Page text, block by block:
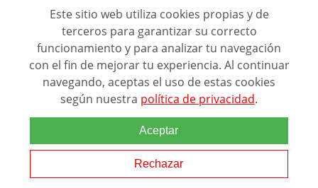
Comunicación
Estudios y experiencia laboral de COMMUNITY
MANAGER
Formación Académica: Aunque no existe un único camino para
acceder a la profesión de Community Manager, es beneficioso
contar con una formación académica en áreas relacionadas como
marketing digital, comunicación...
Estudios y experiencia laboral de
Este sitio web utiliza cookies propias y de
terceros para garantizar su correcto
funcionamiento y para analizar tu navegación
con el fin de mejorar tu experiencia. Al continuar
navegando, aceptas el uso de estas cookies
según nuestra política de privacidad.
Aceptar
Rechazar